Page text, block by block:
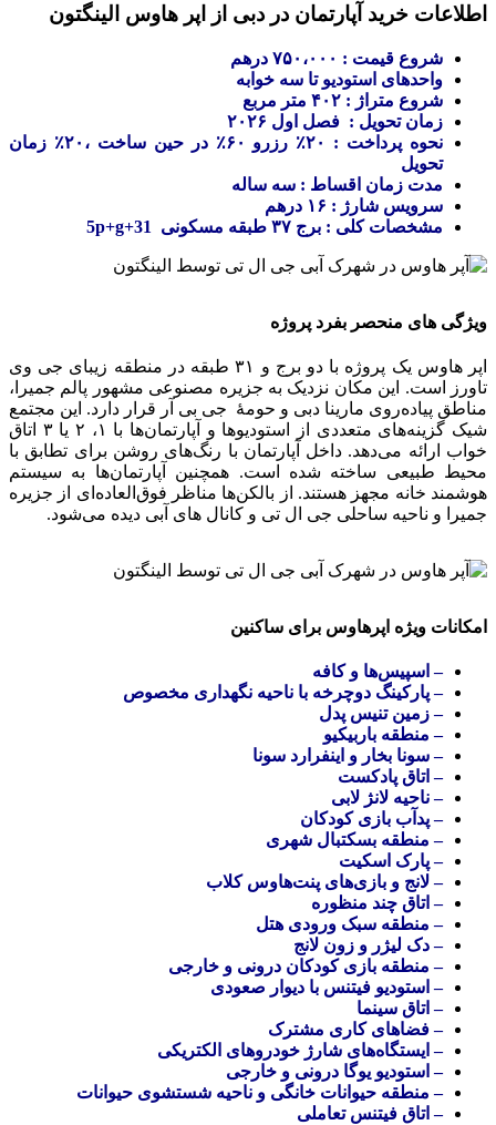
اطلاعات خرید آپارتمان در دبی از اپر هاوس الینگتون
شروع قیمت : ۷۵۰،۰۰۰ درهم
واحدهای استودیو تا سه خوابه
شروع متراژ : ۴۰۲ متر مربع
زمان تحویل : فصل اول ۲۰۲۶
نحوه پرداخت : ۲۰٪ رزرو ۶۰٪ در حین ساخت ،۲۰٪ زمان
تحویل
مدت زمان اقساط : سه ساله
سرویس شارژ : ۱۶ درهم
مشخصات کلی : برج ۳۷ طبقه مسکونی 31+5p+g
ویژگی های منحصر بفرد پروژه
اپر هاوس یک پروژه با دو برج و ۳۱ طبقه در منطقه زیبای جی وی
تاورز است. این مکان نزدیک به جزیره مصنوعی مشهور پالم جمیرا،
مناطق پیاده‌روی مارینا دبی و حومهٔ جی بی آر قرار دارد. این مجتمع
شیک گزینه‌های متعددی از استودیوها و آپارتمان‌ها با ۱، ۲ یا ۳ اتاق
خواب ارائه می‌دهد. داخل آپارتمان با رنگ‌های روشن برای تطابق با
محیط طبیعی ساخته شده است. همچنین آپارتمان‌ها به سیستم
هوشمند خانه مجهز هستند. از بالکن‌ها مناظر فوق‌العاده‌ای از جزیره
جمیرا و ناحیه ساحلی جی ال تی و کانال های آبی دیده می‌شود.
امکانات ویژه اپرهاوس برای ساکنین
– اسپیس‌ها و کافه
– پارکینگ دوچرخه با ناحیه نگهداری مخصوص
– زمین تنیس پدل
– منطقه باربیکیو
– سونا بخار و اینفرارد سونا
– اتاق پادکست
– ناحیه لانژ لابی
– پد‌آب بازی کودکان
– منطقه بسکتبال شهری
– پارک اسکیت
– لانج و بازی‌های پنت‌هاوس کلاب
– اتاق چند منظوره
– منطقه سبک ورودی هتل
– دک لیژر و زون لانج
– منطقه بازی کودکان درونی و خارجی
– استودیو فیتنس با دیوار صعودی
– اتاق سینما
– فضاهای کاری مشترک
– ایستگاه‌های شارژ خودروهای الکتریکی
– استودیو یوگا درونی و خارجی
– منطقه حیوانات خانگی و ناحیه شستشوی حیوانات
– اتاق فیتنس تعاملی